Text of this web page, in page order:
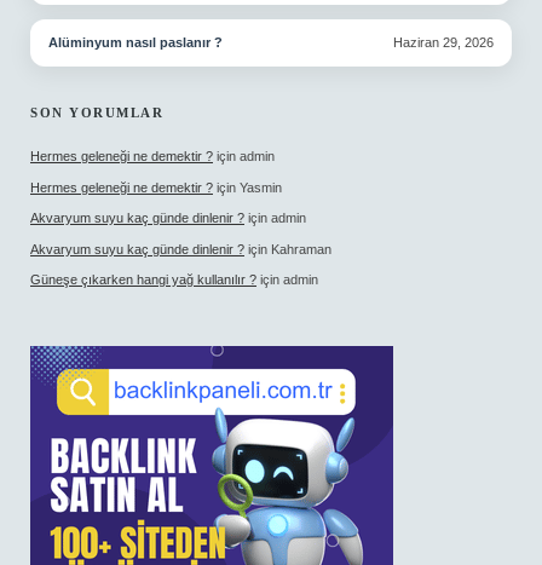
Alüminyum nasıl paslanır ? Haziran 29, 2026
SON YORUMLAR
Hermes geleneği ne demektir ? için admin
Hermes geleneği ne demektir ? için Yasmin
Akvaryum suyu kaç günde dinlenir ? için admin
Akvaryum suyu kaç günde dinlenir ? için Kahraman
Güneşe çıkarken hangi yağ kullanılır ? için admin